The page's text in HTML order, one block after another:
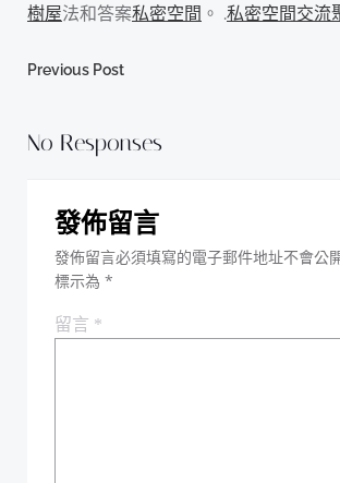
樹屋法和答案私密空間 。 .私密空間交流
Post
navigation
Previous Post
No Responses
發佈留言
發佈留言必須填寫的電子郵件地址不會公
標示為 *
留言 *